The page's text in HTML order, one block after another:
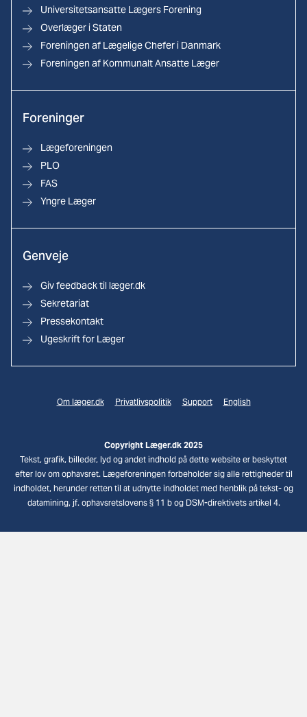
Universitetsansatte Lægers Forening
Overlæger i Staten
Foreningen af Lægelige Chefer i Danmark
Foreningen af Kommunalt Ansatte Læger
Foreninger
Lægeforeningen
PLO
FAS
Yngre Læger
Genveje
Giv feedback til læger.dk
Sekretariat
Pressekontakt
Ugeskrift for Læger
Om læger.dk Privatlivspolitik Support English
Copyright Læger.dk 2025
Tekst, grafik, billeder, lyd og andet indhold på dette website er beskyttet
efter lov om ophavsret. Lægeforeningen forbeholder sig alle rettigheder til
indholdet, herunder retten til at udnytte indholdet med henblik på tekst- og
datamining, jf. ophavsretslovens § 11 b og DSM-direktivets artikel 4.